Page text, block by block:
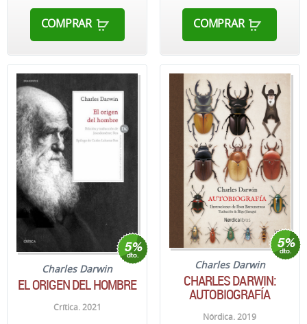
COMPRAR COMPRAR
Charles Darwin
EL ORIGEN DEL HOMBRE
Crítica. 2021
Charles Darwin
CHARLES DARWIN:
AUTOBIOGRAFÍA
Nórdica. 2019